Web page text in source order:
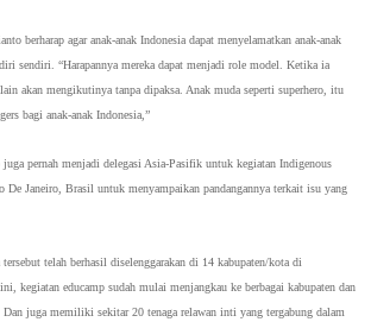
berharap agar anak-anak Indonesia dapat menyelamatkan anak-anak
sendiri. “Harapannya mereka dapat menjadi role model. Ketika ia
akan mengikutinya tanpa dipaksa. Anak muda seperti superhero, itu
bagi anak-anak Indonesia,”
pernah menjadi delegasi Asia-Pasifik untuk kegiatan Indigenous
De Janeiro, Brasil untuk menyampaikan pandangannya terkait isu yang
telah berhasil diselenggarakan di 14 kabupaten/kota di
kegiatan educamp sudah mulai menjangkau ke berbagai kabupaten dan
juga memiliki sekitar 20 tenaga relawan inti yang tergabung dalam